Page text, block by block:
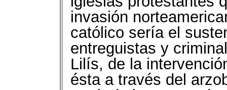
invasión
católico sería el
entreguistas y
Lilís, de la
ésta a través del